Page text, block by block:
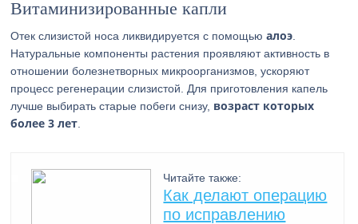
Витаминизированные капли
Отек слизистой носа ликвидируется с помощьюалоэ
Натуральные компоненты растения проявляют активность в
отношении болезнетворных микроорганизмов, ускоряют
процесс регенерации слизистой. Для приготовления капель
лучше выбирать старые побеги снизу, возраст которых
более 3 лет
Читайте также:
Как делают операцию
по исправлению